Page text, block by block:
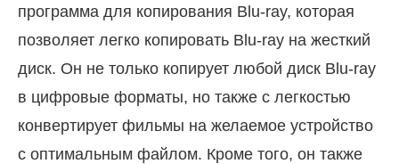
программа для копирования Blu-ray, которая
позволяет легко копировать Blu-ray на жесткий
диск. Он не только копирует любой диск Blu-ray
в цифровые форматы, но также с легкостью
конвертирует фильмы на желаемое устройство
с оптимальным файлом. Кроме того, он также